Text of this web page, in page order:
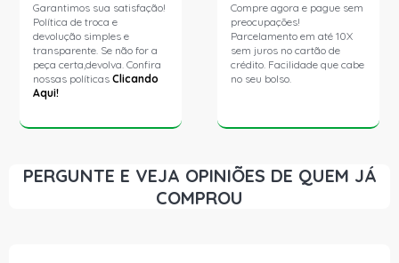
Garantimos sua satisfação!
Política de troca e
devolução simples e
transparente. Se não for a
peça certa,devolva. Confira
nossas políticasClicando
Aqui!
Compre agora e pague sem
preocupações!
Parcelamento em até 10X
sem juros no cartão de
crédito. Facilidade que cabe
no seu bolso.
PERGUNTE E VEJA OPINIÕES DE QUEM JÁ
COMPROU